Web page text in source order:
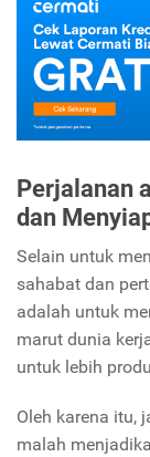
Perjalanan
dan
Selain untuk
sahabat dan
adalah untuk
marut dunia
untuk lebih
Oleh karena itu,
malah